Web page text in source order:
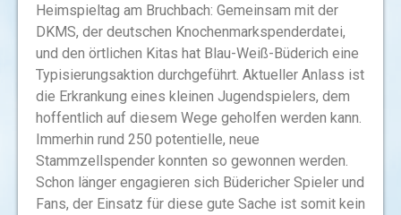
Heimspieltag am Bruchbach: Gemeinsam mit der
DKMS, der deutschen Knochenmarkspenderdatei,
und den örtlichen Kitas hat Blau-Weiß-Büderich eine
Typisierungsaktion durchgeführt. Aktueller Anlass ist
die Erkrankung eines kleinen Jugendspielers, dem
hoffentlich auf diesem Wege geholfen werden kann.
Immerhin rund 250 potentielle, neue
Stammzellspender konnten so gewonnen werden.
Schon länger engagieren sich Büdericher Spieler und
Fans, der Einsatz für diese gute Sache ist somit kein